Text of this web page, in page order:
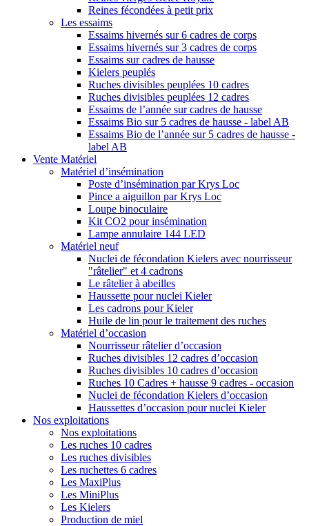
Reines fécondées à petit prix
Les essaims
Essaims hivernés sur 6 cadres de corps
Essaims hivernés sur 3 cadres de corps
Essaims sur cadres de hausse
Kielers peuplés
Ruches divisibles peuplées 10 cadres
Ruches divisibles peuplées 12 cadres
Essaims de l’année sur cadres de hausse
Essaims Bio sur 5 cadres de hausse - label AB
Essaims Bio de l’année sur 5 cadres de hausse -
label AB
Vente Matériel
Matériel d’insémination
Poste d’insémination par Krys Loc
Pince a aiguillon par Krys Loc
Loupe binoculaire
Kit CO2 pour insémination
Lampe annulaire 144 LED
Matériel neuf
Nuclei de fécondation Kielers avec nourrisseur
"râtelier" et 4 cadrons
Le râtelier à abeilles
Haussette pour nuclei Kieler
Les cadrons pour Kieler
Huile de lin pour le traitement des ruches
Matériel d’occasion
Nourrisseur râtelier d’occasion
Ruches divisibles 12 cadres d’occasion
Ruches divisibles 10 cadres d’occasion
Ruches 10 Cadres + hausse 9 cadres - occasion
Nuclei de fécondation Kielers d’occasion
Haussettes d’occasion pour nuclei Kieler
Nos exploitations
Nos exploitations
Les ruches 10 cadres
Les ruches divisibles
Les ruchettes 6 cadres
Les MaxiPlus
Les MiniPlus
Les Kielers
Production de miel